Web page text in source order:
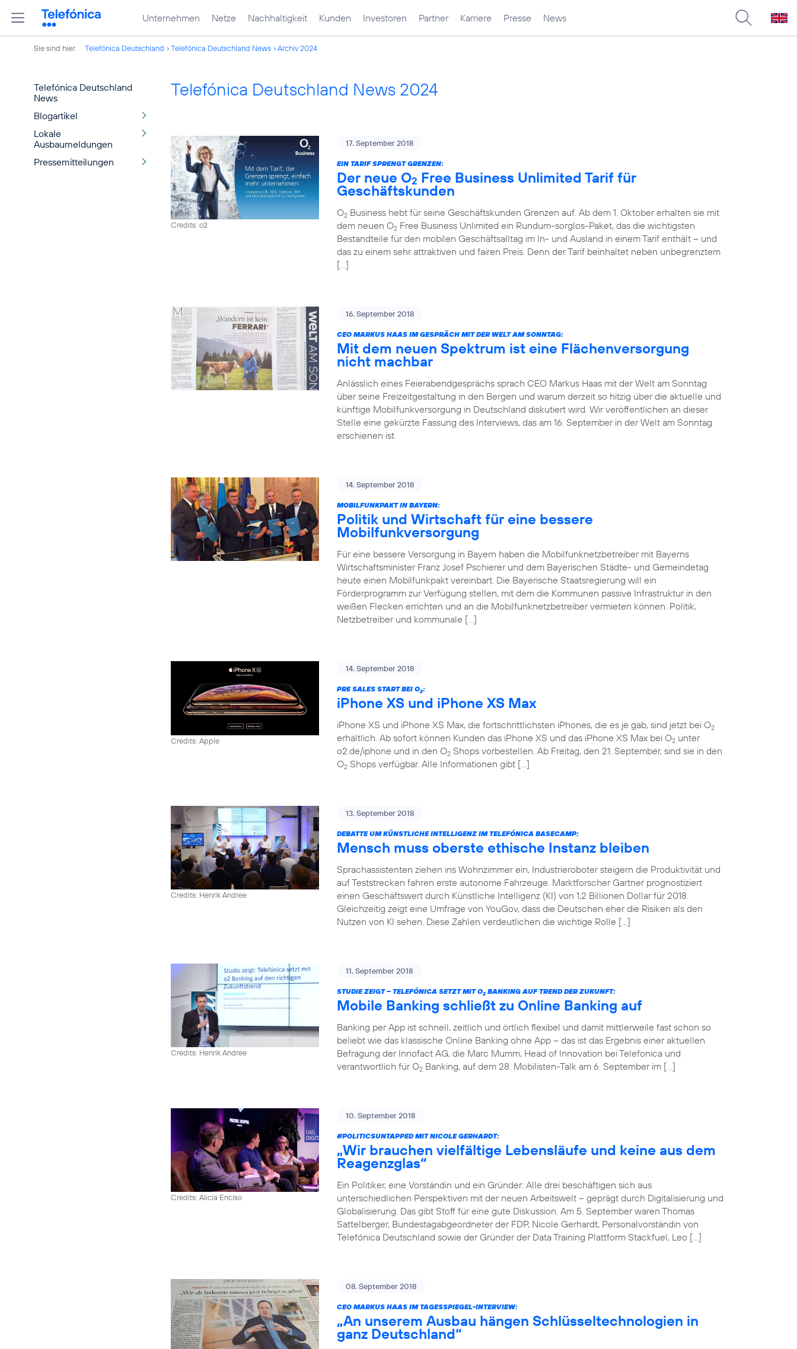
Unternehmen Netze Nachhaltigkeit Kunden Investoren Partner Karriere Presse News
Sie sind hier: Telefónica Deutschland Telefónica Deutschland News Archiv 2024
Telefónica Deutschland
News
Blogartikel
Lokale
Ausbaumeldungen
Pressemitteilungen
Telefónica Deutschland News 2024
Credits: o2
17. September 2018
EIN TARIF SPRENGT GRENZEN:
Der neue O2 Free Business Unlimited Tarif für
Geschäftskunden
O2 Business hebt für seine Geschäftskunden Grenzen auf. Ab dem 1. Oktober erhalten sie mit
dem neuen O2 Free Business Unlimited ein Rundum-sorglos-Paket, das die wichtigsten
Bestandteile für den mobilen Geschäftsalltag im In- und Ausland in einem Tarif enthält – und
das zu einem sehr attraktiven und fairen Preis. Denn der Tarif beinhaltet neben unbegrenztem
[…]
16. September 2018
CEO MARKUS HAAS IM GESPRÄCH MIT DER WELT AM SONNTAG:
Mit dem neuen Spektrum ist eine Flächenversorgung
nicht machbar
Anlässlich eines Feierabendgesprächs sprach CEO Markus Haas mit der Welt am Sonntag
über seine Freizeitgestaltung in den Bergen und warum derzeit so hitzig über die aktuelle und
künftige Mobilfunkversorgung in Deutschland diskutiert wird. Wir veröffentlichen an dieser
Stelle eine gekürzte Fassung des Interviews, das am 16. September in der Welt am Sonntag
erschienen ist.
14. September 2018
MOBILFUNKPAKT IN BAYERN:
Politik und Wirtschaft für eine bessere
Mobilfunkversorgung
Für eine bessere Versorgung in Bayern haben die Mobilfunknetzbetreiber mit Bayerns
Wirtschaftsminister Franz Josef Pschierer und dem Bayerischen Städte- und Gemeindetag
heute einen Mobilfunkpakt vereinbart. Die Bayerische Staatsregierung will ein
Förderprogramm zur Verfügung stellen, mit dem die Kommunen passive Infrastruktur in den
weißen Flecken errichten und an die Mobilfunknetzbetreiber vermieten können. Politik,
Netzbetreiber und kommunale […]
Credits: Apple
14. September 2018
PRE SALES START BEI O2:
iPhone XS und iPhone XS Max
iPhone XS und iPhone XS Max, die fortschrittlichsten iPhones, die es je gab, sind jetzt bei O2
erhältlich. Ab sofort können Kunden das iPhone XS und das iPhone XS Max bei O2 unter
o2.de/iphone und in den O2 Shops vorbestellen. Ab Freitag, den 21. September, sind sie in den
O2 Shops verfügbar. Alle Informationen gibt […]
Credits: Henrik Andree
13. September 2018
DEBATTE UM KÜNSTLICHE INTELLIGENZ IM TELEFÓNICA BASECAMP:
Mensch muss oberste ethische Instanz bleiben
Sprachassistenten ziehen ins Wohnzimmer ein, Industrieroboter steigern die Produktivität und
auf Teststrecken fahren erste autonome Fahrzeuge. Marktforscher Gartner prognostiziert
einen Geschäftswert durch Künstliche Intelligenz (KI) von 1,2 Billionen Dollar für 2018.
Gleichzeitig zeigt eine Umfrage von YouGov, dass die Deutschen eher die Risiken als den
Nutzen von KI sehen. Diese Zahlen verdeutlichen die wichtige Rolle […]
Credits: Henrik Andree
11. September 2018
STUDIE ZEIGT – TELEFÓNICA SETZT MIT O2 BANKING AUF TREND DER ZUKUNFT:
Mobile Banking schließt zu Online Banking auf
Banking per App ist schnell, zeitlich und örtlich flexibel und damit mittlerweile fast schon so
beliebt wie das klassische Online Banking ohne App – das ist das Ergebnis einer aktuellen
Befragung der Innofact AG, die Marc Mumm, Head of Innovation bei Telefonica und
verantwortlich für O2 Banking, auf dem 28. Mobilisten-Talk am 6. September im […]
Credits: Alicia Enciso
10. September 2018
#POLITICSUNTAPPEDMIT NICOLE GERHARDT:
„Wir brauchen vielfältige Lebensläufe und keine aus dem
Reagenzglas“
Ein Politiker, eine Vorständin und ein Gründer: Alle drei beschäftigen sich aus
unterschiedlichen Perspektiven mit der neuen Arbeitswelt – geprägt durch Digitalisierung und
Globalisierung. Das gibt Stoff für eine gute Diskussion. Am 5. September waren Thomas
Sattelberger, Bundestagabgeordneter der FDP, Nicole Gerhardt, Personalvorständin von
Telefónica Deutschland sowie der Gründer der Data Training Plattform Stackfuel, Leo […]
08. September 2018
CEO MARKUS HAAS IM TAGESSPIEGEL-INTERVIEW:
„An unserem Ausbau hängen Schlüsseltechnologien in
ganz Deutschland“